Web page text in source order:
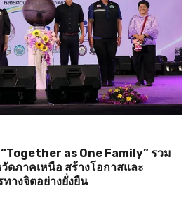
as One Family” รวม
ดภาคเหนือ สร้างโอกาสและ
างจิตอย่างยั่งยืน